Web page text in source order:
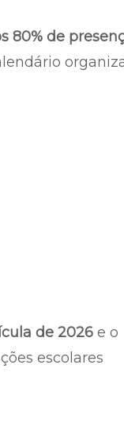
80% de
de 2026 e o
escolares